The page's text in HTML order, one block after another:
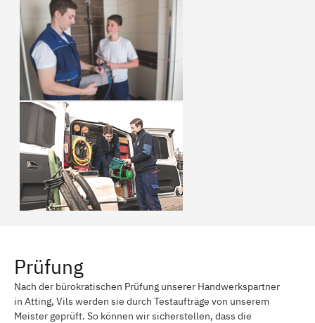
Prüfung
Nach der bürokratischen Prüfung unserer Handwerkspartner
in Atting, Vils werden sie durch Testaufträge von unserem
Meister geprüft. So können wir sicherstellen, dass die